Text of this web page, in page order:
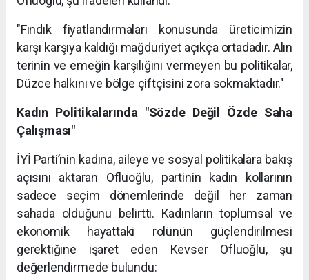
"Fındık fiyatlandırmaları konusunda üreticimizin
karşı karşıya kaldığı mağduriyet açıkça ortadadır. Alın
terinin ve emeğin karşılığını vermeyen bu politikalar,
Düzce halkını ve bölge çiftçisini zora sokmaktadır."
Kadın Politikalarında "Sözde Değil Özde Saha
Çalışması"
İYİ Parti’nin kadına, aileye ve sosyal politikalara bakış
açısını aktaran Ofluoğlu, partinin kadın kollarının
sadece seçim dönemlerinde değil her zaman
sahada olduğunu belirtti. Kadınların toplumsal ve
ekonomik hayattaki rolünün güçlendirilmesi
gerektiğine işaret eden Kevser Ofluoğlu, şu
değerlendirmede bulundu: